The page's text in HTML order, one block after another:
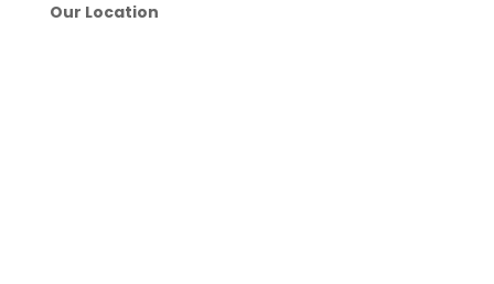
Our Location